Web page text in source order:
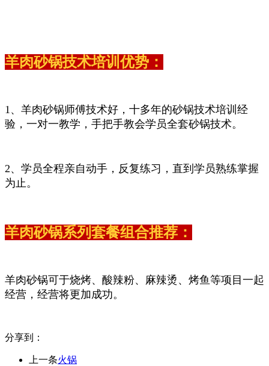
羊肉砂锅技术培训优势：
1、羊肉砂锅师傅技术好，十多年的砂锅技术培训经
验，一对一教学，手把手教会学员全套砂锅技术。
2、学员全程亲自动手，反复练习，直到学员熟练掌握
为止。
羊肉砂锅系列套餐组合推荐：
羊肉砂锅可于烧烤、酸辣粉、麻辣烫、烤鱼等项目一起
经营，经营将更加成功。
分享到：
上一条火锅